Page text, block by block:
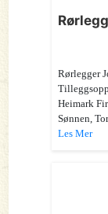
Rørlegger
Heimark
Sønnen,
Les Mer